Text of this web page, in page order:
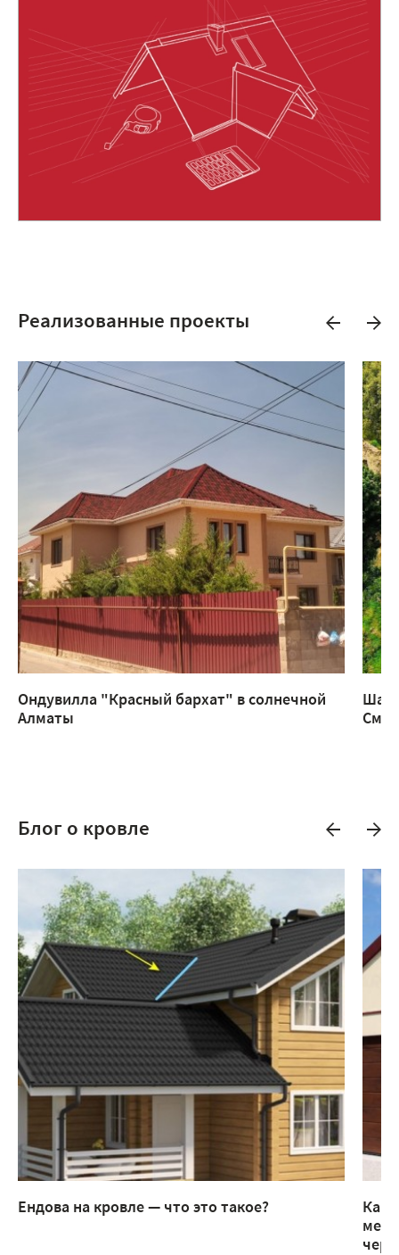
Реализованные проекты
Ондувилла "Красный бархат" в солнечной
Алматы
Блог о кровле
Ендова на кровле — что это такое?
Как